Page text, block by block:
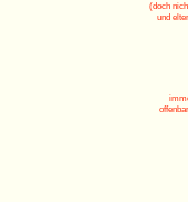
(doch
und